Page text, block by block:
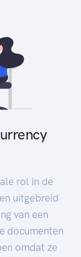
rol in de
uitgebreid
van een
documenten
omdat ze